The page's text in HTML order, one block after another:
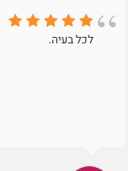
לכל בעיה.